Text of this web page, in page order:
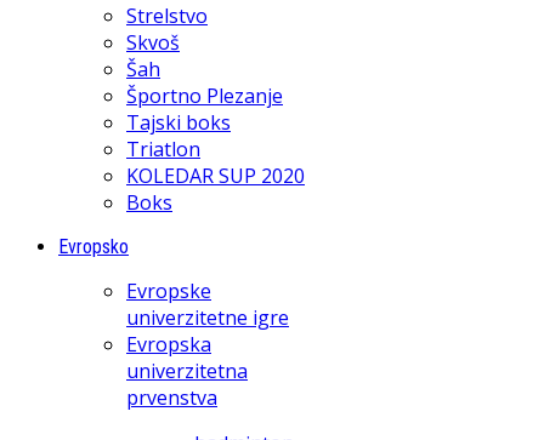
Strelstvo
Skvoš
Šah
Športno Plezanje
Tajski boks
Triatlon
KOLEDAR SUP 2020
Boks
Evropsko
Evropske
univerzitetne igre
Evropska
univerzitetna
prvenstva